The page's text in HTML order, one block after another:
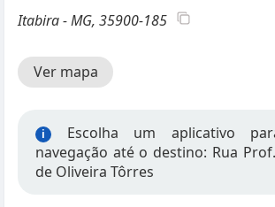
Itabira - MG, 35900-185
Ver mapa
i
Escolha um aplicativo
navegação até o destino: Rua
de Oliveira Tôrres